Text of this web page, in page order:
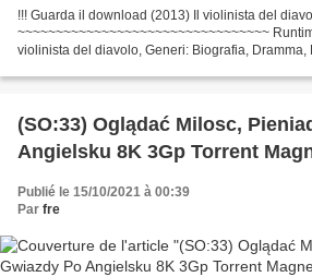
!!! Guarda il download (2013) Il violinista del
~~~~~~~~~~~~~~~~~~~~~~~~~~~~~~~~~
violinista del diavolo, Generi: Biografia, Dramma,
(SO:33) Oglądać Milosc,
Angielsku 8K 3Gp Torrent
Publié le 15/10/2021 à 00:39
Par fre